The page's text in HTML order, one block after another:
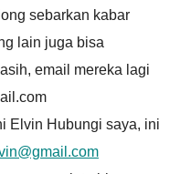
sebarkan kabar
lain juga bisa
email mereka lagi
​​Elvin Hubungi saya, ini